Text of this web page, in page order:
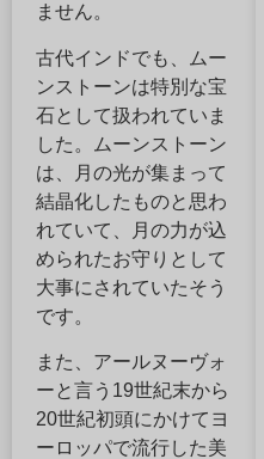
ません。
古代インドでも、ムー
ンストーンは特別な宝
石として扱われていま
した。ムーンストーン
は、月の光が集まって
結晶化したものと思わ
れていて、月の力が込
められたお守りとして
大事にされていたそう
です。
また、アールヌーヴォ
ーと言う19世紀末から
20世紀初頭にかけてヨ
ーロッパで流行した美